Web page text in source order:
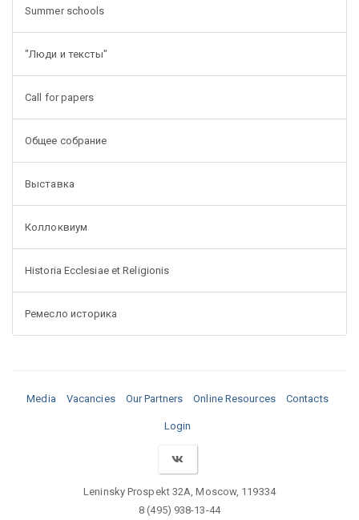
Summer schools
"Люди и тексты"
Call for papers
Общее собрание
Выставка
Коллоквиум
Historia Ecclesiae et Religionis
Ремесло историка
Media Vacancies Our Partners Online Resources Contacts
Login
Leninsky Prospekt 32A, Moscow, 119334
8 (495) 938-13-44